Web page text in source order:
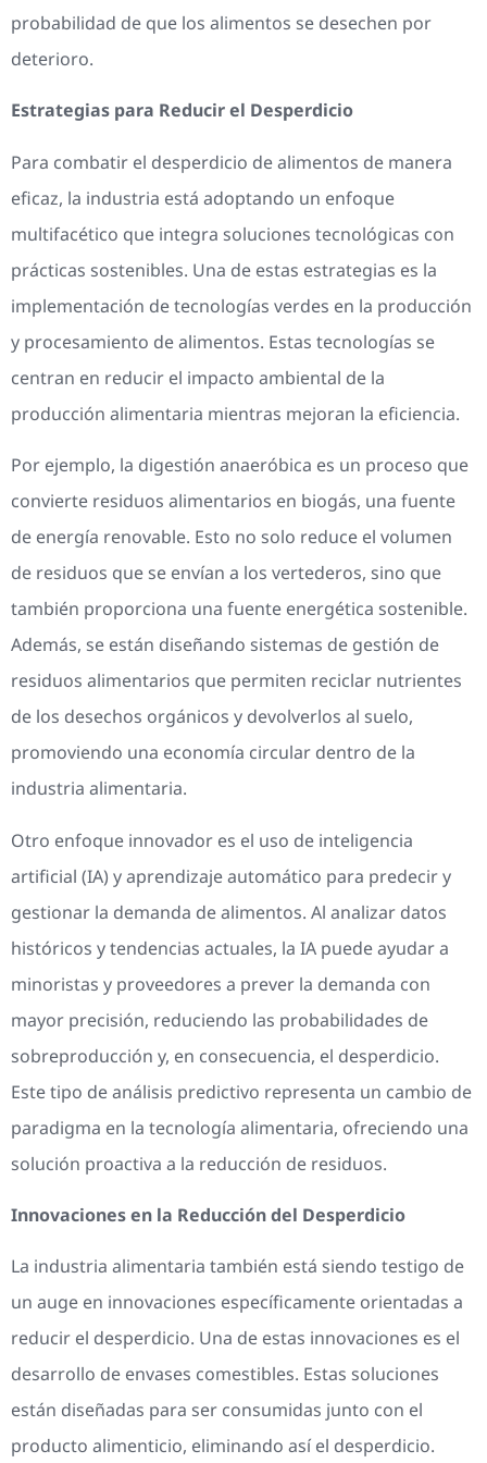
probabilidad de que los alimentos se desechen por
deterioro.
Estrategias para Reducir el Desperdicio
Para combatir el desperdicio de alimentos de manera
eficaz, la industria está adoptando un enfoque
multifacético que integra soluciones tecnológicas con
prácticas sostenibles. Una de estas estrategias es la
implementación de tecnologías verdes en la producción
y procesamiento de alimentos. Estas tecnologías se
centran en reducir el impacto ambiental de la
producción alimentaria mientras mejoran la eficiencia.
Por ejemplo, la digestión anaeróbica es un proceso que
convierte residuos alimentarios en biogás, una fuente
de energía renovable. Esto no solo reduce el volumen
de residuos que se envían a los vertederos, sino que
también proporciona una fuente energética sostenible.
Además, se están diseñando sistemas de gestión de
residuos alimentarios que permiten reciclar nutrientes
de los desechos orgánicos y devolverlos al suelo,
promoviendo una economía circular dentro de la
industria alimentaria.
Otro enfoque innovador es el uso de inteligencia
artificial (IA) y aprendizaje automático para predecir y
gestionar la demanda de alimentos. Al analizar datos
históricos y tendencias actuales, la IA puede ayudar a
minoristas y proveedores a prever la demanda con
mayor precisión, reduciendo las probabilidades de
sobreproducción y, en consecuencia, el desperdicio.
Este tipo de análisis predictivo representa un cambio de
paradigma en la tecnología alimentaria, ofreciendo una
solución proactiva a la reducción de residuos.
Innovaciones en la Reducción del Desperdicio
La industria alimentaria también está siendo testigo de
un auge en innovaciones específicamente orientadas a
reducir el desperdicio. Una de estas innovaciones es el
desarrollo de envases comestibles. Estas soluciones
están diseñadas para ser consumidas junto con el
producto alimenticio, eliminando así el desperdicio.